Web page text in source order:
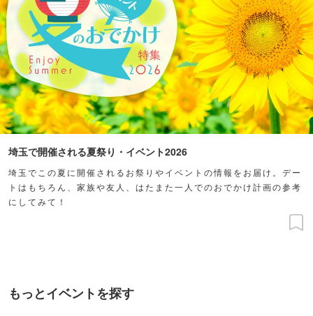
埼玉で開催される夏祭り・イベント2026
埼玉でこの夏に開催されるお祭りやイベントの情報をお届け。デー
トはもちろん、家族や友人、はたまた一人でのおでかけ計画の参考
にしてみて！
もっとイベントを探す